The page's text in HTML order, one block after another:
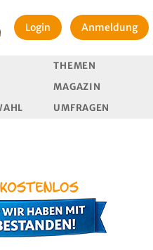
Login Anmeldung
THEMEN
MAGAZIN
UMFRAGEN